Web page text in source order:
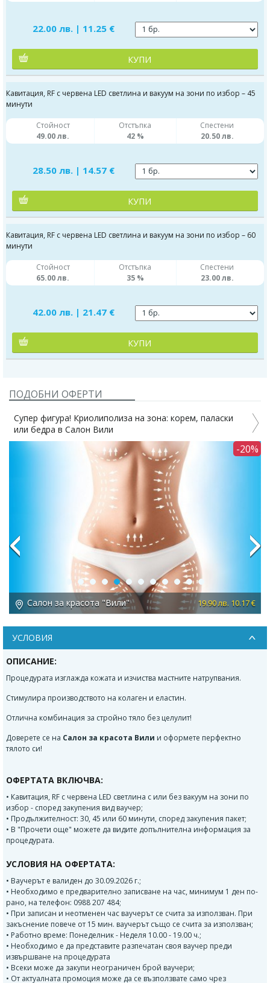
22.00 лв. | 11.25 €
КУПИ
Кавитация, RF с червена LED светлина и вакуум на зони по избор – 45
минути
Стойност
49.00 лв.
Отстъпка
42 %
Спестени
20.50 лв.
28.50 лв. | 14.57 €
КУПИ
Кавитация, RF с червена LED светлина и вакуум на зони по избор – 60
минути
Стойност
65.00 лв.
Отстъпка
35 %
Спестени
23.00 лв.
42.00 лв. | 21.47 €
КУПИ
ПОДОБНИ ОФЕРТИ
Супер фигура! Криолиполиза на зона: корем, паласки
или бедра в Салон Вили
-20%
Салон за красота "Вили" 19.90 лв. 10.17 €
Previous Next
УСЛОВИЯ
ОПИСАНИЕ:
Процедурата изглажда кожата и изчиства мастните натрупвания.
Стимулира производството на колаген и еластин.
Отлична комбинация за стройно тяло без целулит!
Доверете се на Салон за красота Вили и оформете перфектно
тялото си!
ОФЕРТАТА ВКЛЮЧВА:
• Кавитация, RF с червена LED светлина с или без вакуум на зони по
избор - според закупения вид ваучер;
• Продължителност: 30, 45 или 60 минути, според закупения пакет;
• В "Прочети още" можете да видите допълнителна информация за
процедурата.
УСЛОВИЯ НА ОФЕРТАТА:
• Ваучерът е валиден до 30.09.2026 г.;
• Необходимо е предварително записване на час, минимум 1 ден по-
рано, на телефон: 0988 207 484;
• При записан и неотменен час ваучерът се счита за използван. При
закъснение повече от 15 мин. ваучерът също се счита за използван;
• Работно време: Понеделник - Неделя 10.00 - 19.00 ч.;
• Необходимо е да представите разпечатан своя ваучер преди
извършване на процедурата
• Всеки може да закупи неограничен брой ваучери;
• От актуалната промоция може да се възползвате само чрез